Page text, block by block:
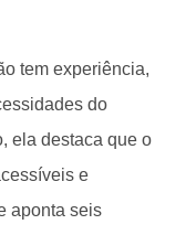
tem experiência,
do
ela destaca que o
e
aponta seis